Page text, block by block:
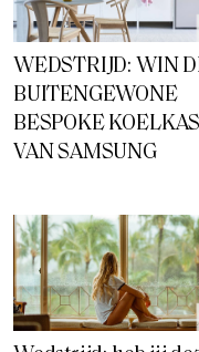
WEDSTRIJD: WIN
BUITENGEWONE
BESPOKE
VAN SAMSUNG